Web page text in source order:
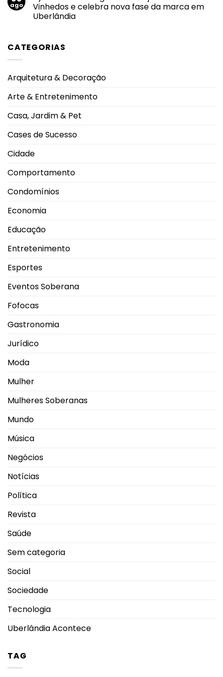
privacidade
de
dados
experiências
entre
rodeio,
DJs
no
Revista
Soberana
é
Personalidade
Destaque
ago
Vinhedos e celebra nova fase da marca em
Uberlândia
By
Me
loja
Vinhedos
celebra
nova
da
marca
CATEGORIAS
Arquitetura & Decoração
Arte & Entretenimento
Casa, Jardim & Pet
Cases de Sucesso
Cidade
Comportamento
Condomínios
Economia
Educação
Entretenimento
Esportes
Eventos Soberana
Fofocas
Gastronomia
Jurídico
Moda
Mulher
Mulheres Soberanas
Mundo
Música
Negócios
Notícias
Política
Revista
Saúde
Sem categoria
Social
Sociedade
Tecnologia
Uberlândia Acontece
TAG